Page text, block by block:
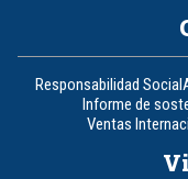
Responsabilidad Social
Informe de
Ventas